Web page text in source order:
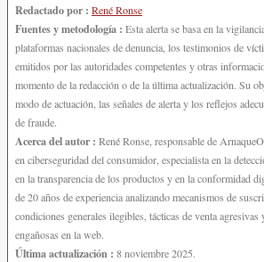
Redactado por : René Ronse
Fuentes y metodología : Esta alerta se basa en la
plataformas nacionales de denuncia, los testimonios de
emitidos por las autoridades competentes y otras
momento de la redacción o de la última actualización. Su
modo de actuación, las señales de alerta y los reflejos
de fraude.
Acerca del autor : René Ronse, responsable de
en ciberseguridad del consumidor, especialista en la
en la transparencia de los productos y en la conformidad
de 20 años de experiencia analizando mecanismos de
condiciones generales ilegibles, tácticas de venta agresivas
engañosas en la web.
Última actualización : 8 noviembre 2025.